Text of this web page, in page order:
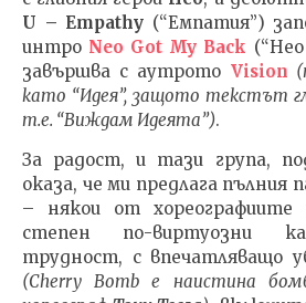
U – Empathy (“Емпатия”)
интро Neo Got My Back
завършва с аутрото Vision (
като “Идея”, защото текстът
т.е. “Виждам Идеята”).
За радост, и тази група,
оказа, че ми предлага пълния
– някои от
степен по-виртуозни
трудност, с впечатляващо
(Cherry Bomb е наистина